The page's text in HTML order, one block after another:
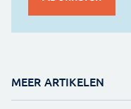
MEER ARTIKELEN